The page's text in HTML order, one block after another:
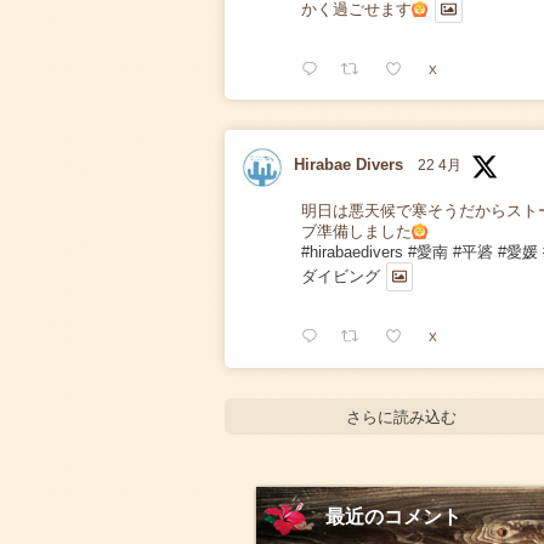
かく過ごせます
X
Hirabae Divers 22 4月
明日は悪天候で寒そうだからスト
ブ準備しました
#hirabaedivers #愛南 #平碆 #愛媛
ダイビング
X
さらに読み込む
最近のコメント